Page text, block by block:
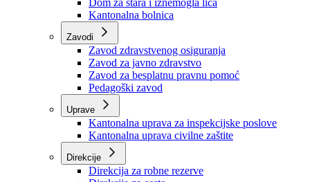
Ustanove
Centar za socijalni rad
Dom za stara i iznemogla lica
Kantonalna bolnica
Zavodi
Zavod zdravstvenog osiguranja
Zavod za javno zdravstvo
Zavod za besplatnu pravnu pomoć
Pedagoški zavod
Kantonalna uprava za inspekcijske poslove
Kantonalna uprava civilne zaštite